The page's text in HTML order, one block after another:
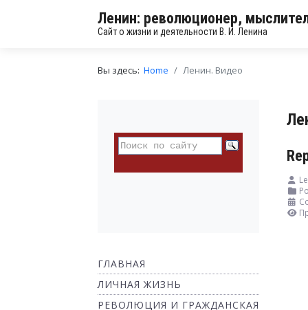
Ленин: революционер,
Сайт о жизни и деятельности В. И. Ленина
Вы здесь: Home Ленин. Видео
ГЛАВНАЯ
ЛИЧНАЯ ЖИЗНЬ
РЕВОЛЮЦИЯ И ГРАЖДАНСКАЯ